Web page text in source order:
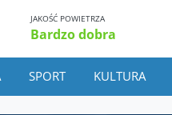
JAKOŚĆ POWIETRZA
Bardzo dobra
SPORT KULTURA